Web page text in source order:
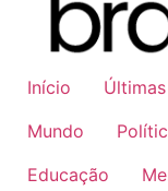
Início
Mundo
Educação